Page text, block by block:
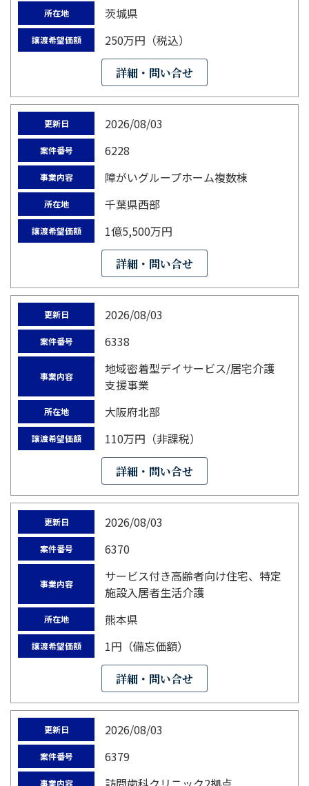
所在地 茨城県
譲渡希望価額 250万円（税込）
詳細・問い合せ
更新日 2026/08/03
案件番号 6228
事業内容 障がいグループホーム複数棟
所在地 千葉県西部
譲渡希望価額 1億5,500万円
詳細・問い合せ
更新日 2026/08/03
案件番号 6338
事業内容
地域密着型デイサービス/居宅介護
支援事業
所在地 大阪府北部
譲渡希望価額 110万円（非課税）
詳細・問い合せ
更新日 2026/08/03
案件番号 6370
事業内容
サービス付き高齢者向け住宅、特定
施設入居者生活介護
所在地 熊本県
譲渡希望価額 1円（備忘価額）
詳細・問い合せ
更新日 2026/08/03
案件番号 6379
事業内容